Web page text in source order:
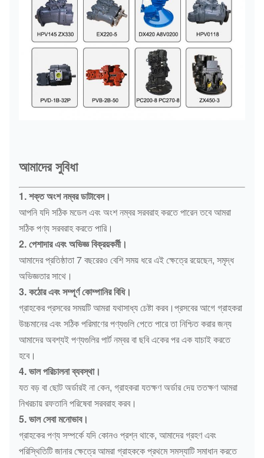
আমাদের সুবিধা
1. শক্ত অংশ নম্বর ডাটাবেস।
আপনি যদি সঠিক মডেল এবং অংশ নম্বর সরবরাহ করতে পারেন তবে আমরা
সঠিক পণ্য সরবরাহ করতে পারি।
2. পেশাদার এবং অভিজ্ঞ বিক্রয়কর্মী।
আমাদের প্রতিষ্ঠাতা 7 বছরেরও বেশি সময় ধরে এই ক্ষেত্রে রয়েছেন, সমৃদ্ধ
অভিজ্ঞতার সাথে।
3. কঠোর এবং সম্পূর্ণ কোম্পানির বিধি।
গ্রাহকের প্রসবের সময়টি আমরা যথাসাধ্য চেষ্টা করব।প্রসবের আগে গ্রাহকরা
উচ্চমানের এবং সঠিক পরিমাণের পণ্যগুলি পেতে পারে তা নিশ্চিত করার জন্য
আমাদের অবশ্যই পণ্যগুলির পার্ট নম্বর বা ছবি একের পর এক যাচাই করতে
হবে।
4. ভাল পরিচালনা ব্যবস্থা।
যত বড় বা ছোট অর্ডারই না কেন, গ্রাহকরা যতক্ষণ অর্ডার দেয় ততক্ষণ আমরা
নিখরচায় রফতানি পরিষেবা সরবরাহ করব।
5. ভাল সেবা মনোভাব।
গ্রাহকের পণ্য সম্পর্কে যদি কোনও প্রশ্ন থাকে, আমাদের গ্রহণ এবং
পরিস্থিতিটি জানার ক্ষেত্রে আমরা গ্রাহককে প্রথমে সমস্যাটি সমাধান করতে